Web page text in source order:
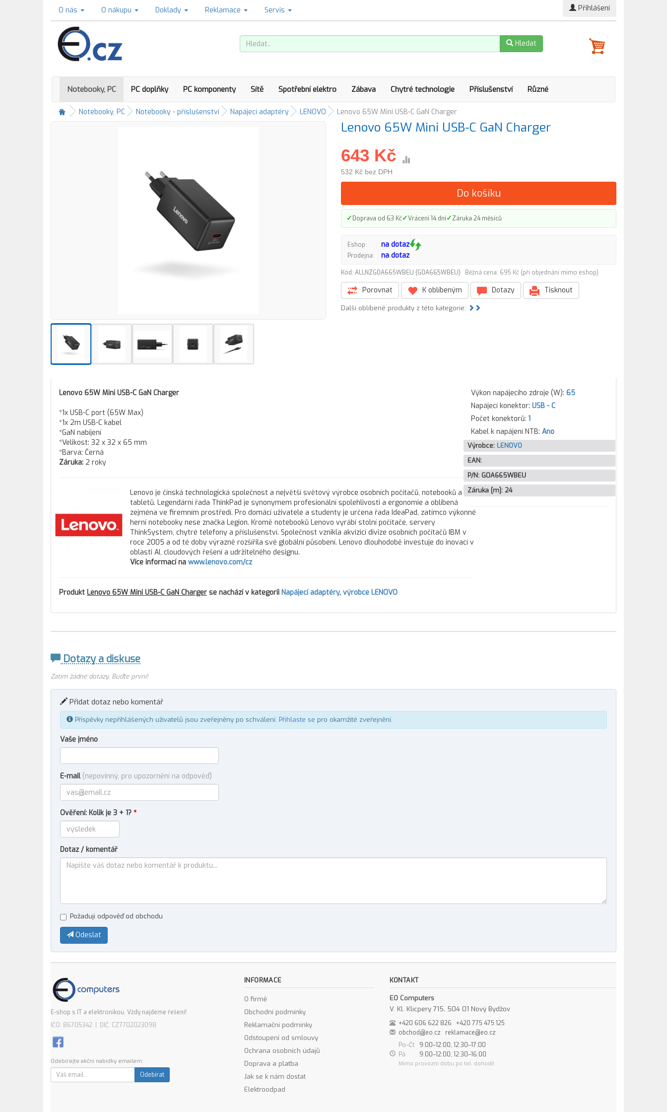
O nás O nákupu Doklady Reklamace Servis Přihlášení
Hledat
Notebooky, PC PC doplňky PC komponenty Sítě Spotřební elektro Zábava Chytré technologie Příslušenství Různé
Notebooky, PC Notebooky - příslušenství Napájecí adaptéry LENOVO Lenovo 65W Mini USB-C GaN Charger
Lenovo 65W Mini USB-C GaN Charger
643 Kč
532 Kč bez DPH
Do košíku
✓Doprava od 63 Kč✓Vrácení 14 dní✓Záruka 24 měsíců
Eshop: na dotaz
Prodejna: na dotaz
Kód: ALLNZG0A665WBEU (G0A665WBEU) Běžná cena: 695 Kč (při objednání mimo eshop)
Porovnat K oblíbeným Dotazy Tisknout
Další oblíbené produkty z této kategorie:
Lenovo 65W Mini USB-C GaN Charger
*1x USB-C port (65W Max)
*1x 2m USB-C kabel
*GaN nabíjení
*Velikost: 32 x 32 x 65 mm
*Barva: Černá
Záruka: 2 roky
Lenovo je čínská technologická společnost a největší světový výrobce osobních počítačů, notebooků a
tabletů. Legendární řada ThinkPad je synonymem profesionální spolehlivosti a ergonomie a oblíbená
zejména ve firemním prostředí. Pro domácí uživatele a studenty je určena řada IdeaPad, zatímco výkonné
herní notebooky nese značka Legion. Kromě notebooků Lenovo vyrábí stolní počítače, servery
ThinkSystem, chytré telefony a příslušenství. Společnost vznikla akvizicí divize osobních počítačů IBM v
roce 2005 a od té doby výrazně rozšířila své globální působení. Lenovo dlouhodobě investuje do inovací v
oblasti AI, cloudových řešení a udržitelného designu.
Více informací na www.lenovo.com/cz
Produkt Lenovo 65W Mini USB-C GaN Charger se nachází v kategorii Napájecí adaptéry, výrobce LENOVO
Výkon napájecího zdroje (W): 65
Napájecí konektor: USB - C
Počet konektorů: 1
Kabel k napájení NTB: Ano
Výrobce: LENOVO
EAN:
P/N: G0A665WBEU
Záruka [m]: 24
Dotazy a diskuse
Zatím žádné dotazy. Buďte první!
Přidat dotaz nebo komentář
Příspěvky nepřihlášených uživatelů jsou zveřejněny po schválení. Přihlaste se pro okamžité zveřejnění.
Vaše jméno
E-mail (nepovinný, pro upozornění na odpověď)
Ověření: Kolik je 3 + 1? *
Dotaz / komentář
Požaduji odpověď od obchodu
Odeslat
E-shop s IT a elektronikou. Vždy najdeme řešení!
IČO: 86705342 | DIČ: CZ7702023098
Odebírejte akční nabídky emailem:
Odebírat
INFORMACE
O firmě
Obchodní podmínky
Reklamační podmínky
Odstoupení od smlouvy
Ochrana osobních údajů
Doprava a platba
Jak se k nám dostat
Elektroodpad
KONTAKT
EO Computers
V. Kl. Klicpery 715, 504 01 Nový Bydžov
+420 606 622 826
+420 775 475 125
obchod@eo.cz
reklamace@eo.cz
Po–Čt
9:00–12:00, 12:30–17:00
Pá
9:00–12:00, 12:30–16:00
Mimo provozní dobu po tel. dohodě